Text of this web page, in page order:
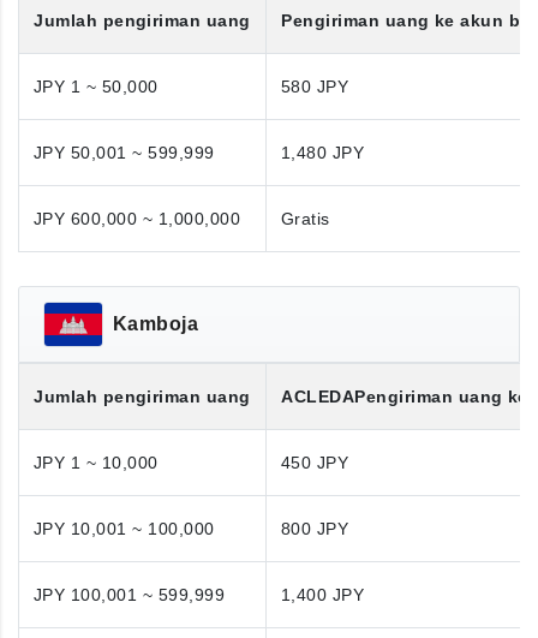
Jumlah pengiriman uang Pengiriman uang ke akun
JPY 1 ~ 50,000 580 JPY
JPY 50,001 ~ 599,999 1,480 JPY
JPY 600,000 ~ 1,000,000 Gratis
Kamboja
Jumlah pengiriman uang ACLEDAPengiriman uang
JPY 1 ~ 10,000 450 JPY
JPY 10,001 ~ 100,000 800 JPY
JPY 100,001 ~ 599,999 1,400 JPY